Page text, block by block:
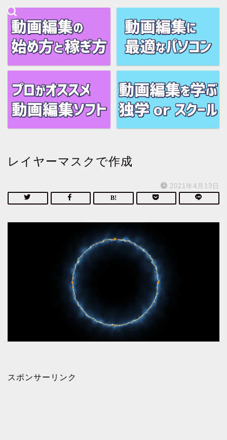
レイヤーマスクで作成
2021年4月13日
スポンサーリンク